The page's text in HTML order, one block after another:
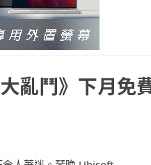
亂鬥》下月免